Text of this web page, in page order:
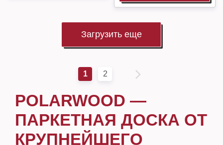
Загрузить еще
1 2
POLARWOOD —
ПАРКЕТНАЯ ДОСКА ОТ
КРУПНЕЙШЕГО